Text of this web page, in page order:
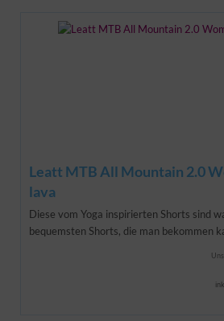
Leatt MTB All Mountain 2.0
lava
Diese vom Yoga inspirierten Shorts sind
bequemsten Shorts, die man bekommen